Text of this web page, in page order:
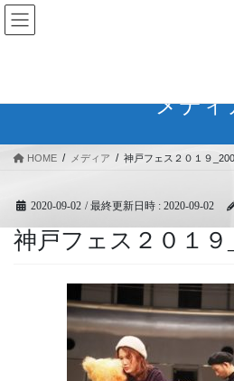
コ
ン
へ
ナ
ビ
ョ
メディ
HOME メディア 神戸フェス２０１９
2020-09-02 / 最終更新日時 : 2020-09-02
神戸フェス２０１９